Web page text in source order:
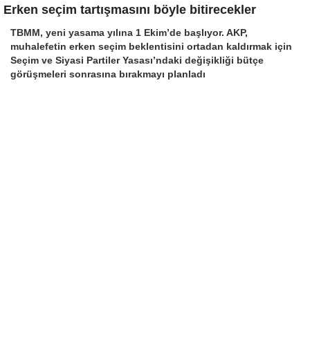
Erken seçim tartışmasını böyle bitirecekler
TBMM, yeni yasama yılına 1 Ekim’de başlıyor. AKP,
muhalefetin erken seçim beklentisini ortadan kaldırmak için
Seçim ve Siyasi Partiler Yasası’ndaki değişikliği bütçe
görüşmeleri sonrasına bırakmayı planladı